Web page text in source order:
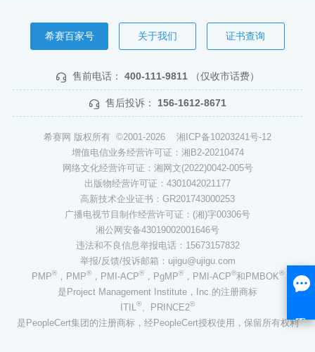
希赛百家号 关于我们 证书查询
售前电话： 400-111-9811 （仅收市话费）
售后投诉： 156-1612-8671
希赛网 版权所有 ©2001-2026 湘ICP备10203241号-12
增值电信业务经营许可证：湘B2-20210474
网络文化经营许可证：湘网文(2022)0042-005号
出版物经营许可证：4301042021177
高新技术企业证书：GR201743000253
广播电视节目制作经营许可证：(湘)字00306号
湘公网安备43019002001646号
违法和不良信息举报电话：15673157832
举报/反馈/投诉邮箱：ujigu@ujigu.com
PMP®，PMP®，PMI-ACP®，PgMP®，PMI-ACP®和PMBOK®
是Project Management Institute，Inc.的注册商标
ITIL®、PRINCE2®
是PeopleCert集团的注册商标，经PeopleCert授权使用，保留所有权利